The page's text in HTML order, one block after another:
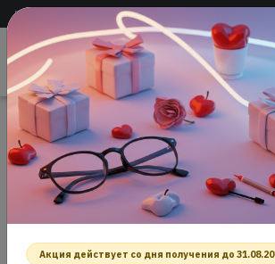
Доставка по всей России
САЛОН ОПТИКИ
Проверить
зрение
Главная
Интернет-магазин оптики
Солнцезащитные очки
DAVID BECKHAM DB 1173/S фотохром
DAVID BECKHAM DB 1173/
ФОТОХРОМ
ОЧКИ
Акция действует со дня получения до